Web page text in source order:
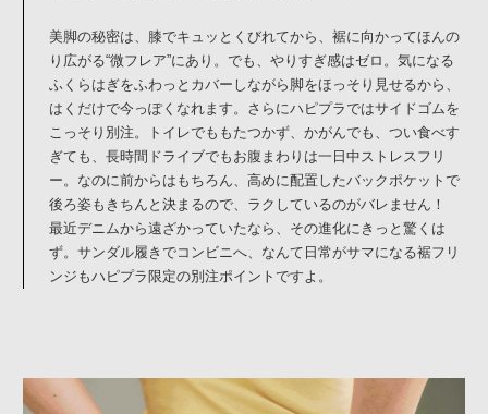
美脚の秘密は、膝でキュッとくびれてから、裾に向かってほんの
り広がる“微フレア”にあり。でも、やりすぎ感はゼロ。気になる
ふくらはぎをふわっとカバーしながら脚をほっそり見せるから、
はくだけで今っぽくなれます。さらにハピプラではサイドゴムを
こっそり別注。トイレでももたつかず、かがんでも、つい食べす
ぎても、長時間ドライブでもお腹まわりは一日中ストレスフリ
ー。なのに前からはもちろん、高めに配置したバックポケットで
後ろ姿もきちんと決まるので、ラクしているのがバレません！
最近デニムから遠ざかっていたなら、その進化にきっと驚くは
ず。サンダル履きでコンビニへ、なんて日常がサマになる裾フリ
ンジもハピプラ限定の別注ポイントですよ。